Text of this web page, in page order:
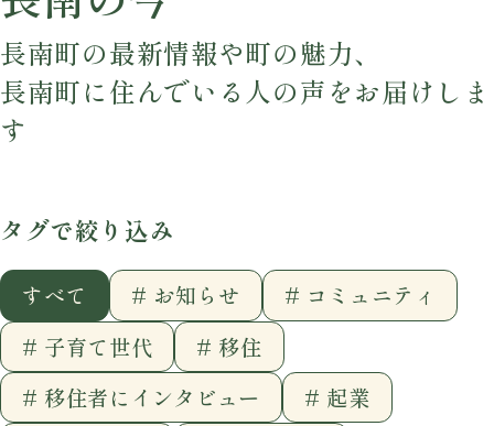
長南町の最新情報や町の魅力、
長南町に住んでいる人の声をお届けしま
す
タグで絞り込み
すべて # お知らせ
# コミュニティ
# 子育て世代
# 移住
# 移住者にインタビュー
# 起業